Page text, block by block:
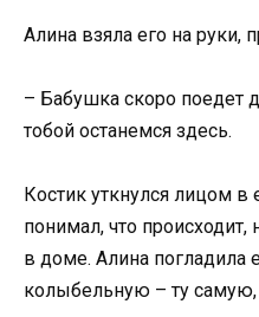
Алина взяла его на руки,
– Бабушка скоро
тобой останемся здесь.
Костик уткнулся лицом
понимал, что
в доме. Алина погладила
колыбельную – ту